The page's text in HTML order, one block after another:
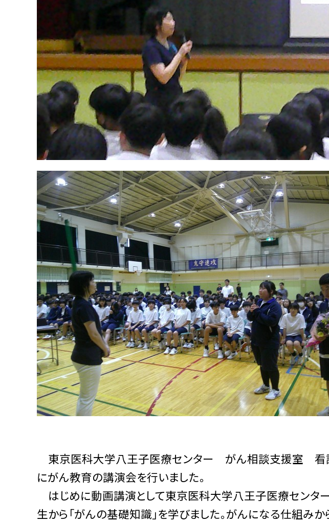
東京医科大学八王子医療センター がん相談支援室
にがん教育の講演会を行いました。
はじめに動画講演として東京医科大学八王子医療セン
生から「がんの基礎知識」を学びました。がんになる仕組み